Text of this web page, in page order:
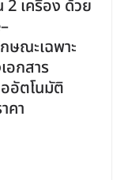
เครื่อง ด้วย
ษณะเฉพาะ
อกสาร
อัตโนมัติ
คา